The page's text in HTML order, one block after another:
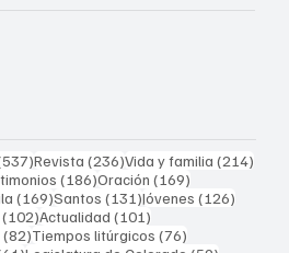
537 entradas
Revista (236)236 entradas
Vida y familia (214)
entradas(186)186 entradas
Oración (169)
(169)169 entradas
Santos (131)131 entradas
Jóvenes (126)
(102)102 entradas
Actualidad (101)
(82)82 entradas
Tiempos litúrgicos (76)